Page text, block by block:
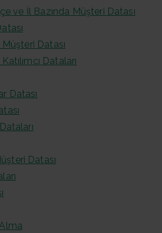
ve İl Bazında Müşteri Datası
Datası
Dataları
Datası
Datası